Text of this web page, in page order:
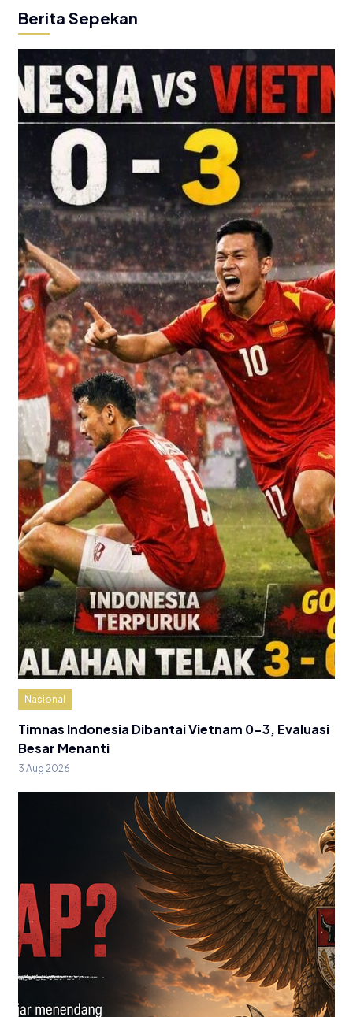
Berita Sepekan
Nasional
Timnas Indonesia Dibantai Vietnam 0-3, Evaluasi
Besar Menanti
3 Aug 2026